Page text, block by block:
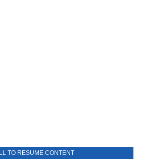
TO RESUME CONTENT